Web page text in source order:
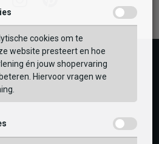
MIJN LOCATIE
jouw locatie om de
winkels te bekijken.
WINKELTAS
WINKELEN
cookies om te
website presteert en hoe
én jouw shopervaring
Hiervoor vragen we